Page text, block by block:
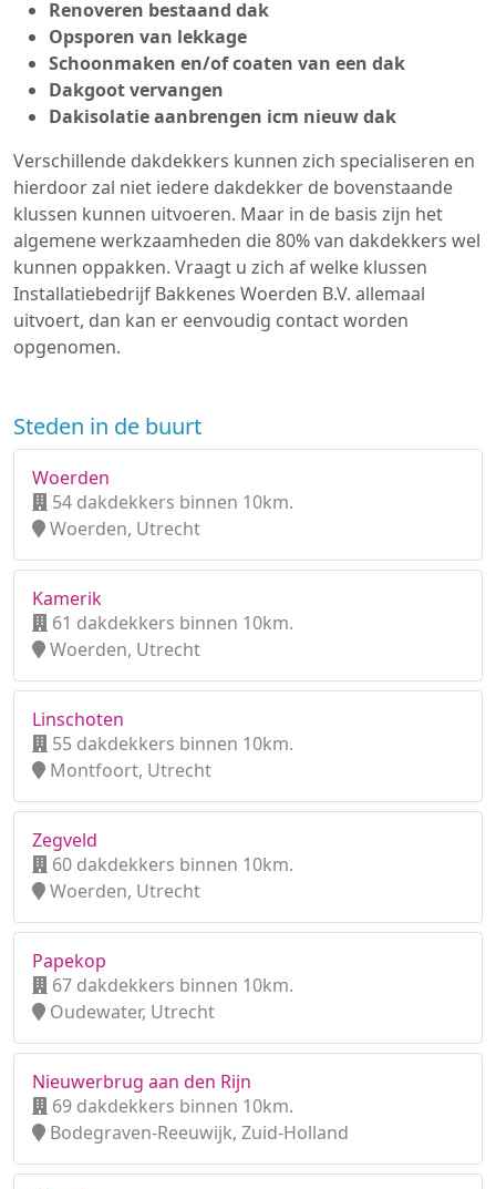
Renoveren bestaand dak
Opsporen van lekkage
Schoonmaken en/of coaten van een dak
Dakgoot vervangen
Dakisolatie aanbrengen icm nieuw dak
Verschillende dakdekkers kunnen zich specialiseren en
hierdoor zal niet iedere dakdekker de bovenstaande
klussen kunnen uitvoeren. Maar in de basis zijn het
algemene werkzaamheden die 80% van dakdekkers wel
kunnen oppakken. Vraagt u zich af welke klussen
Installatiebedrijf Bakkenes Woerden B.V. allemaal
uitvoert, dan kan er eenvoudig contact worden
opgenomen.
Steden in de buurt
Woerden
54 dakdekkers binnen 10km.
Woerden, Utrecht
Kamerik
61 dakdekkers binnen 10km.
Woerden, Utrecht
Linschoten
55 dakdekkers binnen 10km.
Montfoort, Utrecht
Zegveld
60 dakdekkers binnen 10km.
Woerden, Utrecht
Papekop
67 dakdekkers binnen 10km.
Oudewater, Utrecht
Nieuwerbrug aan den Rijn
69 dakdekkers binnen 10km.
Bodegraven-Reeuwijk, Zuid-Holland